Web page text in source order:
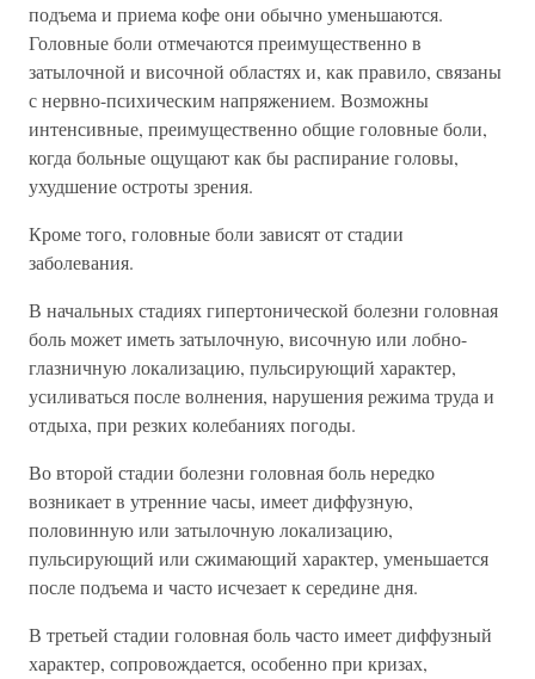
подъема и приема кофе они обычно уменьшаются.
Головные боли отмечаются преимущественно в
затылочной и височной областях и, как правило, связаны
с нервно-психическим напряжением. Возможны
интенсивные, преимущественно общие головные боли,
когда больные ощущают как бы распирание головы,
ухудшение остроты зрения.
Кроме того, головные боли зависят от стадии
заболевания.
В начальных стадиях гипертонической болезни головная
боль может иметь затылочную, височную или лобно-
глазничную локализацию, пульсирующий характер,
усиливаться после волнения, нарушения режима труда и
отдыха, при резких колебаниях погоды.
Во второй стадии болезни головная боль нередко
возникает в утренние часы, имеет диффузную,
половинную или затылочную локализацию,
пульсирующий или сжимающий характер, уменьшается
после подъема и часто исчезает к середине дня.
В третьей стадии головная боль часто имеет диффузный
характер, сопровождается, особенно при кризах,